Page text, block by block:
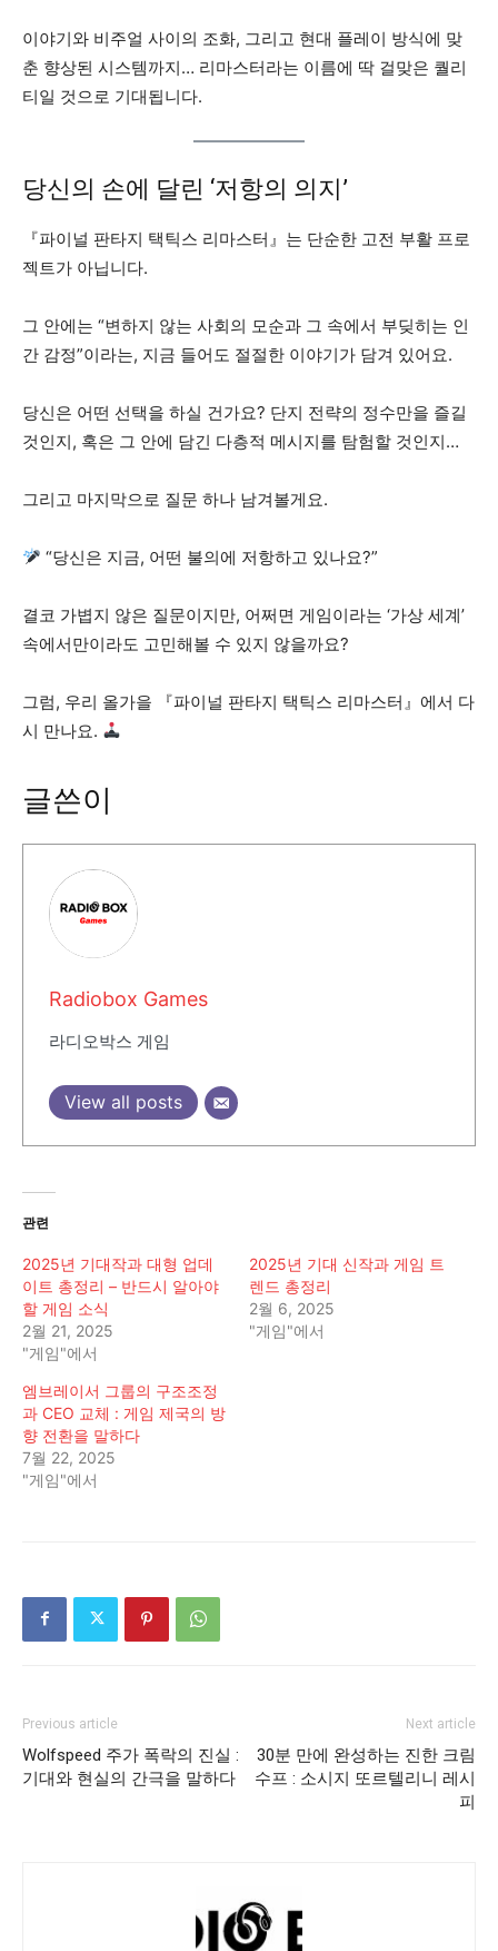
이야기와 비주얼 사이의 조화, 그리고 현대 플레이 방식에 맞
춘 향상된 시스템까지… 리마스터라는 이름에 딱 걸맞은 퀄리
티일 것으로 기대됩니다.
당신의 손에 달린 ‘저항의 의지’
『파이널 판타지 택틱스 리마스터』는 단순한 고전 부활 프로
젝트가 아닙니다.
그 안에는 “변하지 않는 사회의 모순과 그 속에서 부딪히는 인
간 감정”이라는, 지금 들어도 절절한 이야기가 담겨 있어요.
당신은 어떤 선택을 하실 건가요? 단지 전략의 정수만을 즐길
것인지, 혹은 그 안에 담긴 다층적 메시지를 탐험할 것인지…
그리고 마지막으로 질문 하나 남겨볼게요.
“당신은 지금, 어떤 불의에 저항하고 있나요?”
결코 가볍지 않은 질문이지만, 어쩌면 게임이라는 ‘가상 세계’
속에서만이라도 고민해볼 수 있지 않을까요?
그럼, 우리 올가을 『파이널 판타지 택틱스 리마스터』에서 다
시 만나요.
글쓴이
Radiobox Games
라디오박스 게임
View all posts
관련
2025년 기대작과 대형 업데
이트 총정리 – 반드시 알아야
할 게임 소식
2월 21, 2025
"게임"에서
2025년 기대 신작과 게임 트
렌드 총정리
2월 6, 2025
"게임"에서
엠브레이서 그룹의 구조조정
과 CEO 교체 : 게임 제국의 방
향 전환을 말하다
7월 22, 2025
"게임"에서
Previous article
Wolfspeed 주가 폭락의 진실 :
기대와 현실의 간극을 말하다
Next article
30분 만에 완성하는 진한 크림
수프 : 소시지 또르텔리니 레시
피